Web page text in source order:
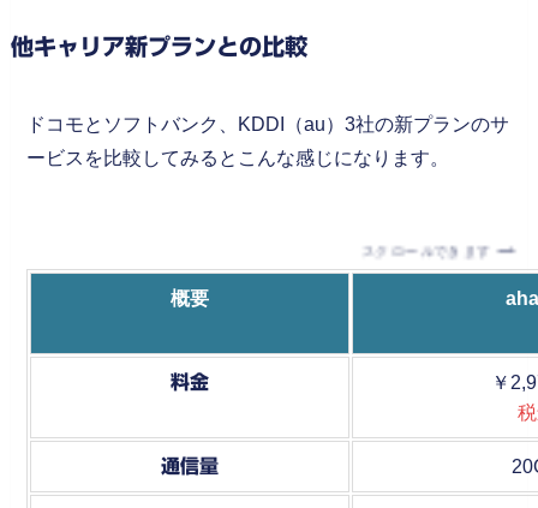
他キャリア新プランとの比較
ドコモとソフトバンク、KDDI（au）3社の新プランのサ
ービスを比較してみるとこんな感じになります。
スクロールできます
概要
料金
￥
通信量